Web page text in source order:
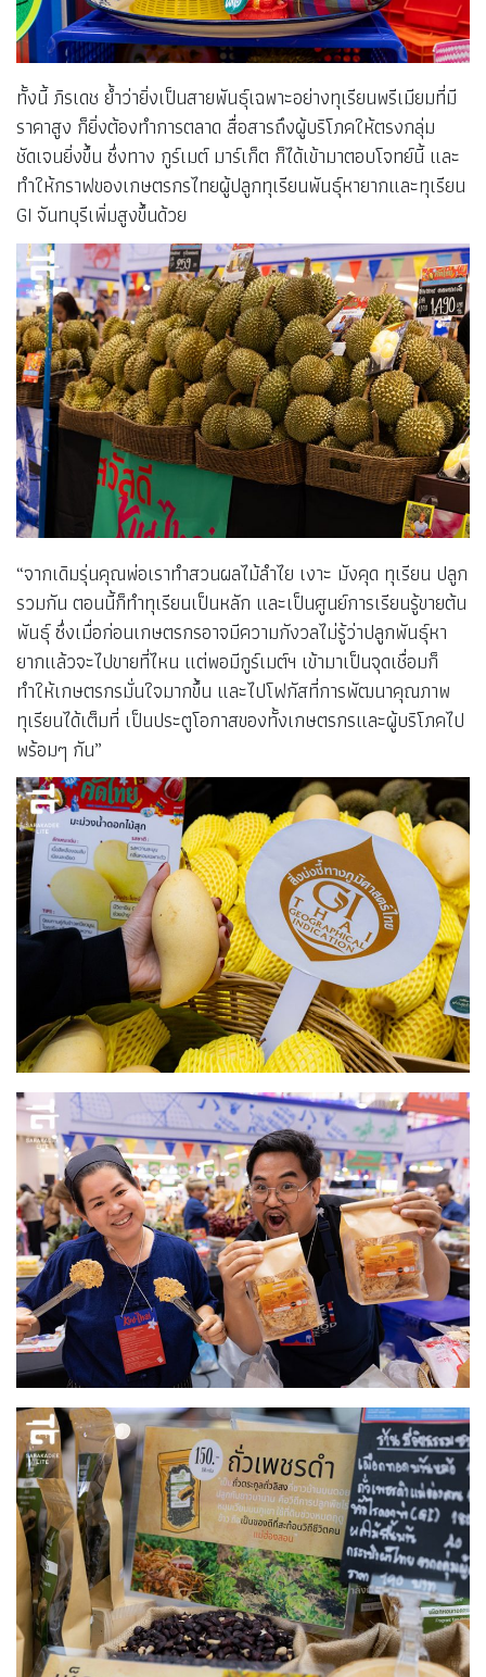
ทั้งนี้ ภิรเดช ย้ำว่ายิ่งเป็นสายพันธุ์เฉพาะอย่างทุเรียนพรีเมียมที่มี
ราคาสูง ก็ยิ่งต้องทำการตลาด สื่อสารถึงผู้บริโภคให้ตรงกลุ่ม
ชัดเจนยิ่งขึ้น ซึ่งทาง กูร์เมต์ มาร์เก็ต ก็ได้เข้ามาตอบโจทย์นี้ และ
ทำให้กราฟของเกษตรกรไทยผู้ปลูกทุเรียนพันธุ์หายากและทุเรียน
GI จันทบุรีเพิ่มสูงขึ้นด้วย
“จากเดิมรุ่นคุณพ่อเราทำสวนผลไม้ลำไย เงาะ มังคุด ทุเรียน ปลูก
รวมกัน ตอนนี้ก็ทำทุเรียนเป็นหลัก และเป็นศูนย์การเรียนรู้ขายต้น
พันธุ์ ซึ่งเมื่อก่อนเกษตรกรอาจมีความกังวลไม่รู้ว่าปลูกพันธุ์หา
ยากแล้วจะไปขายที่ไหน แต่พอมีกูร์เมต์ฯ เข้ามาเป็นจุดเชื่อมก็
ทำให้เกษตรกรมั่นใจมากขึ้น และไปโฟกัสที่การพัฒนาคุณภาพ
ทุเรียนได้เต็มที่ เป็นประตูโอกาสของทั้งเกษตรกรและผู้บริโภคไป
พร้อมๆ กัน”